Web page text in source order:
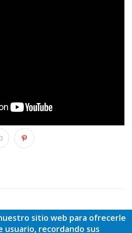
sitio web para ofrecerle
usuario, recordando sus